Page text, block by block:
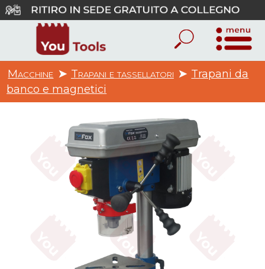
1
Macchine ➤ Trapani e tassellatori ➤ Trapani da
banco e magnetici